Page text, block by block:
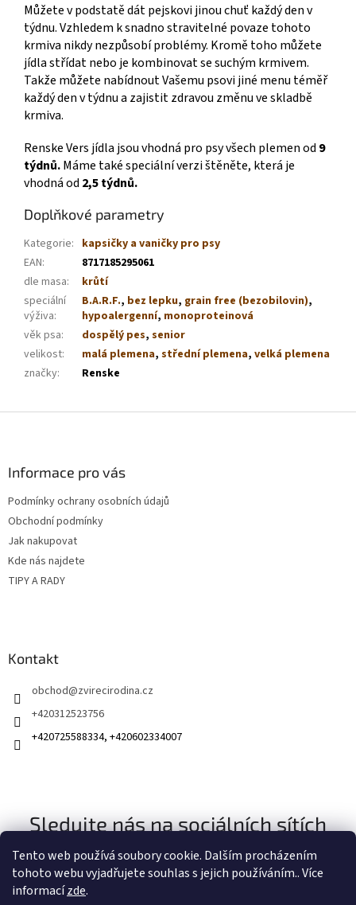
Tento web používá soubory cookie. Dalším procházením
tohoto webu vyjadřujete souhlas s jejich používáním.. Více
informacízde.
Můžete v podstatě dát pejskovi jinou chuť každý den v
týdnu. Vzhledem k snadno stravitelné povaze tohoto
krmiva nikdy nezpůsobí problémy. Kromě toho můžete
jídla střídat nebo je kombinovat se suchým krmivem.
Takže můžete nabídnout Vašemu psovi jiné menu téměř
každý den v týdnu a zajistit zdravou změnu ve skladbě
krmiva.
Renske Vers jídla jsou vhodná pro psy všech plemen od 9
týdnů.Máme také speciální verzi štěněte, která je
vhodná od 2,5 týdnů.
Doplňkové parametry
Kategorie: kapsičky a vaničky pro psy
EAN:
8717185295061
dle masa:
krůtí
speciální
výživa:
B.A.R.F., bez lepku, grain free (bezobilovin),
hypoalergenní, monoproteinová
věk psa: dospělý pes, senior
velikost: malá plemena, střední plemena, velká plemena
značky: Renske
Informace pro vás
Podmínky ochrany osobních údajů
Obchodní podmínky
Jak nakupovat
Kde nás najdete
TIPY A RADY
Kontakt
obchod@zvirecirodina.cz
+420312523756
+420725588334, +420602334007
Sledujte nás na sociálních sítích